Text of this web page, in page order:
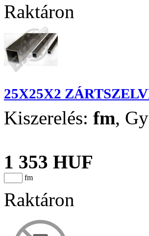
Raktáron
25X25X2
Kiszerelés: fm,
1 353 HUF
fm
Raktáron